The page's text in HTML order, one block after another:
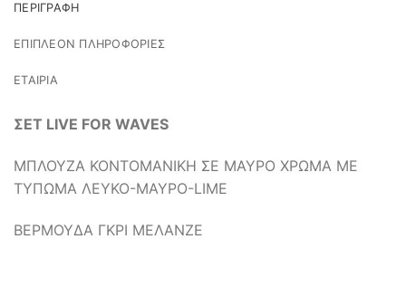
ΠΕΡΙΓΡΑΦΉ
ΕΠΙΠΛΈΟΝ ΠΛΗΡΟΦΟΡΊΕΣ
ΕΤΑΙΡΊΑ
ΣΕΤ LIVE FOR WAVES
ΜΠΛΟΥΖΑ ΚΟΝΤΟΜΑΝΙΚΗ ΣΕ ΜΑΥΡΟ ΧΡΩΜΑ ΜΕ
ΤΥΠΩΜΑ ΛΕΥΚΟ-ΜΑΥΡΟ-LIME
ΒΕΡΜΟΥΔΑ ΓΚΡΙ ΜΕΛΑΝΖΕ